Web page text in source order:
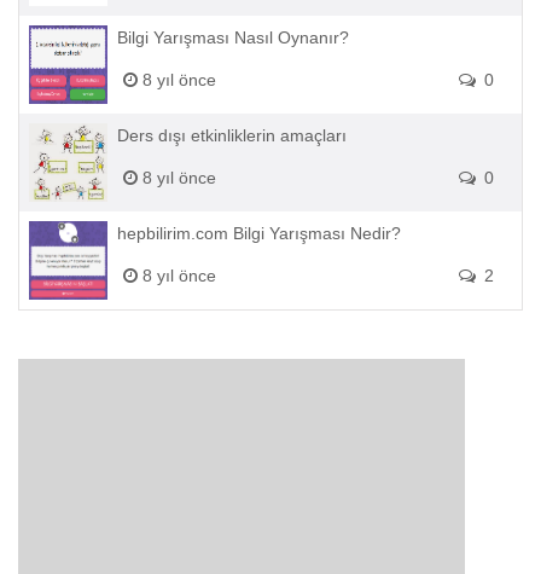
Bilgi Yarışması Nasıl Oynanır?
8 yıl önce 0
Ders dışı etkinliklerin amaçları
8 yıl önce 0
hepbilirim.com Bilgi Yarışması Nedir?
8 yıl önce 2